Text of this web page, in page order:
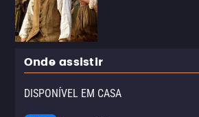
Onde assistir
DISPONÍVEL EM CASA